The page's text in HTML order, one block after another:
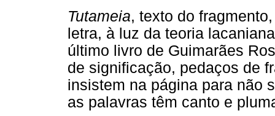
Tutameia, texto do
letra, à luz da teoria
último livro de Guimarães
de significação, pedaços de
insistem na página para não
as palavras têm canto e